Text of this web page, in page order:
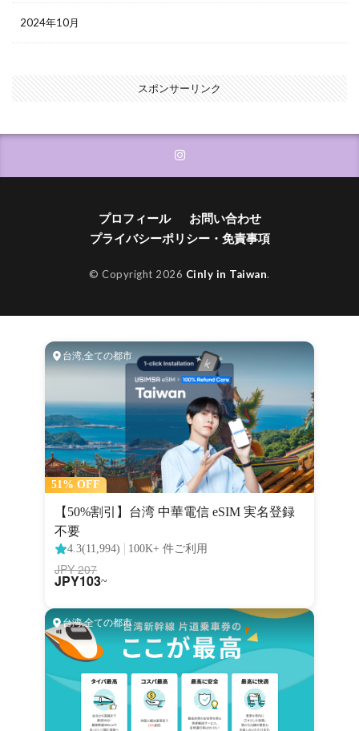
2024年10月
スポンサーリンク
プロフィール
お問い合わせ
プライバシーポリシー・免責事項
© Copyright 2026 Cinly in Taiwan.